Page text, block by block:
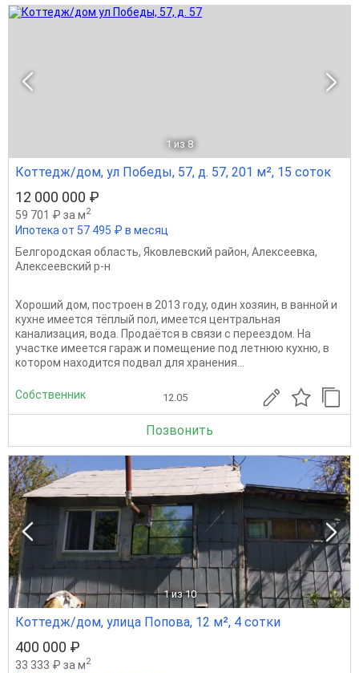
1 из 8
Коттедж/дом, ул Победы, 57, д. 57, 201 м², 15 соток
12 000 000 ₽
59 701 ₽ за м2
Ипотека от 57 495 ₽ в месяц
Белгородская область, Яковлевский район, Алексеевка,
Алексеевский р-н
Хороший дом, построен в 2013 году, один хозяин, в ванной и
кухне имеется тёплый пол, имеется центральная
канализация, вода. Продаётся в связи с переездом. На
участке имеется гараж и помещение под летнюю кухню, в
котором находится подвал для хранения...
Собственник 12.05
Позвонить
1 из 10
Коттедж/дом, улица Попова, 12 м², 4 сотки
400 000 ₽
33 333 ₽ за м2